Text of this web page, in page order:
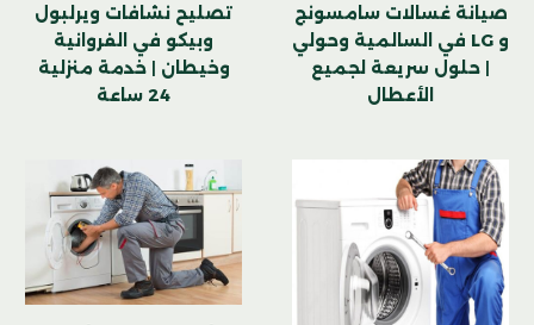
صيانة غسالات سامسونج
و LG في السالمية وحولي
| حلول سريعة لجميع
الأعطال
تصليح نشافات ويرلبول
وبيكو في الفروانية
وخيطان | خدمة منزلية
24 ساعة